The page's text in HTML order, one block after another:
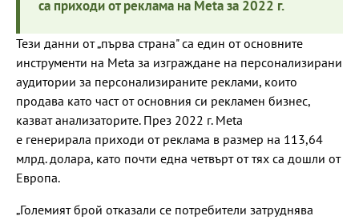
са приходи от реклама на Meta за 2022 г.
Тези данни от „първа страна" са един от основните
инструменти на Meta за изграждане на персонализирани
аудитории за персонализираните реклами, които
продава като част от основния си рекламен бизнес,
казват анализаторите. През 2022 г. Meta
е генерирала приходи от реклама в размер на 113,64
млрд. долара, като почти една четвърт от тях са дошли от
Европа.
„Големият брой отказали се потребители затруднява